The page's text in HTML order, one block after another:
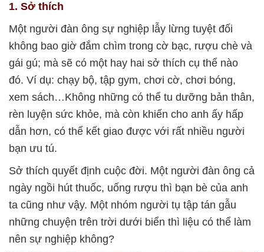
1. Sở thích
Một người đàn ông sự nghiệp lẫy lừng tuyệt đối
không bao giờ đắm chìm trong cờ bạc, rượu chè và
gái gú; mà sẽ có một hay hai sở thích cụ thể nào
đó. Ví dụ: chạy bộ, tập gym, chơi cờ, chơi bóng,
xem sách…Không những có thể tu dưỡng bản thân,
rèn luyện sức khỏe, mà còn khiến cho anh ấy hấp
dẫn hơn, có thể kết giao được với rất nhiều người
bạn ưu tú.
Sở thích quyết định cuộc đời. Một người đàn ông cả
ngày ngồi hút thuốc, uống rượu thì bạn bè của anh
ta cũng như vậy. Một nhóm người tụ tập tán gẫu
những chuyện trên trời dưới biển thì liệu có thể làm
nên sự nghiệp không?